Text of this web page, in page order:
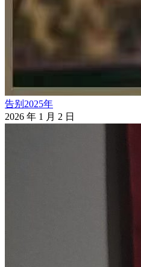
告别2025年
2026 年 1 月 2 日